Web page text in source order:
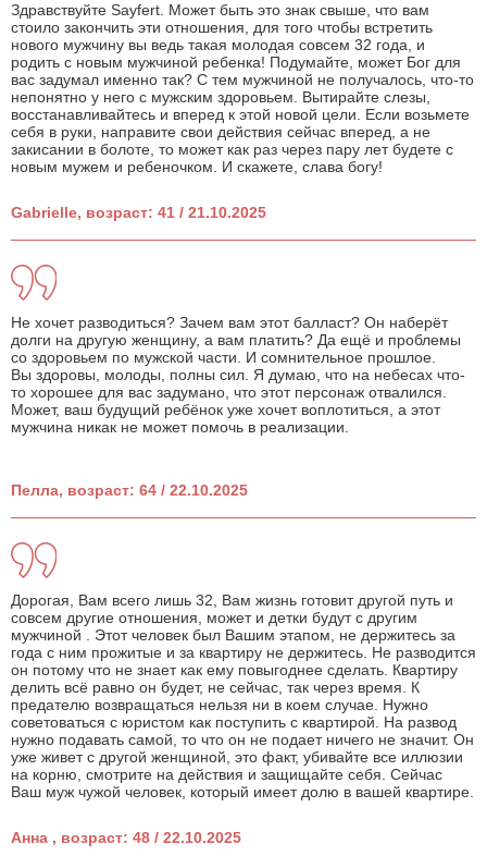
Здравствуйте Sayfert. Может быть это знак свыше, что вам
стоило закончить эти отношения, для того чтобы встретить
нового мужчину вы ведь такая молодая совсем 32 года, и
родить с новым мужчиной ребенка! Подумайте, может Бог для
вас задумал именно так? С тем мужчиной не получалось, что-то
непонятно у него с мужским здоровьем. Вытирайте слезы,
восстанавливайтесь и вперед к этой новой цели. Если возьмете
себя в руки, направите свои действия сейчас вперед, а не
закисании в болоте, то может как раз через пару лет будете с
новым мужем и ребеночком. И скажете, слава богу!
Gabrielle, возраст: 41 / 21.10.2025
Не хочет разводиться? Зачем вам этот балласт? Он наберёт
долги на другую женщину, а вам платить? Да ещё и проблемы
со здоровьем по мужской части. И сомнительное прошлое.
Вы здоровы, молоды, полны сил. Я думаю, что на небесах что-
то хорошее для вас задумано, что этот персонаж отвалился.
Может, ваш будущий ребёнок уже хочет воплотиться, а этот
мужчина никак не может помочь в реализации.
Пелла, возраст: 64 / 22.10.2025
Дорогая, Вам всего лишь 32, Вам жизнь готовит другой путь и
совсем другие отношения, может и детки будут с другим
мужчиной . Этот человек был Вашим этапом, не держитесь за
года с ним прожитые и за квартиру не держитесь. Не разводится
он потому что не знает как ему повыгоднее сделать. Квартиру
делить всё равно он будет, не сейчас, так через время. К
предателю возвращаться нельзя ни в коем случае. Нужно
советоваться с юристом как поступить с квартирой. На развод
нужно подавать самой, то что он не подает ничего не значит. Он
уже живет с другой женщиной, это факт, убивайте все иллюзии
на корню, смотрите на действия и защищайте себя. Сейчас
Ваш муж чужой человек, который имеет долю в вашей квартире.
Анна , возраст: 48 / 22.10.2025